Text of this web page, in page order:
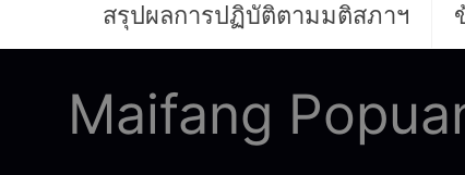
สรุปผลการปฏิบัติตามมติสภาฯ
Maifang